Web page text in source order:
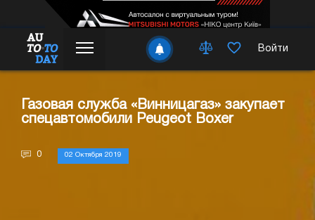
Войти
Газовая служба «Винницагаз» закупает
спецавтомобили Peugeot Boxer
0 02 Октября 2019